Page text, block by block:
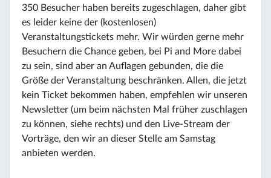
350 Besucher haben bereits zugeschlagen, daher gibt
es leider keine der (kostenlosen)
Veranstaltungstickets mehr. Wir würden gerne mehr
Besuchern die Chance geben, bei Pi and More dabei
zu sein, sind aber an Auflagen gebunden, die die
Größe der Veranstaltung beschränken. Allen, die jetzt
kein Ticket bekommen haben, empfehlen wir unseren
Newsletter (um beim nächsten Mal früher zuschlagen
zu können, siehe rechts) und den Live-Stream der
Vorträge, den wir an dieser Stelle am Samstag
anbieten werden.